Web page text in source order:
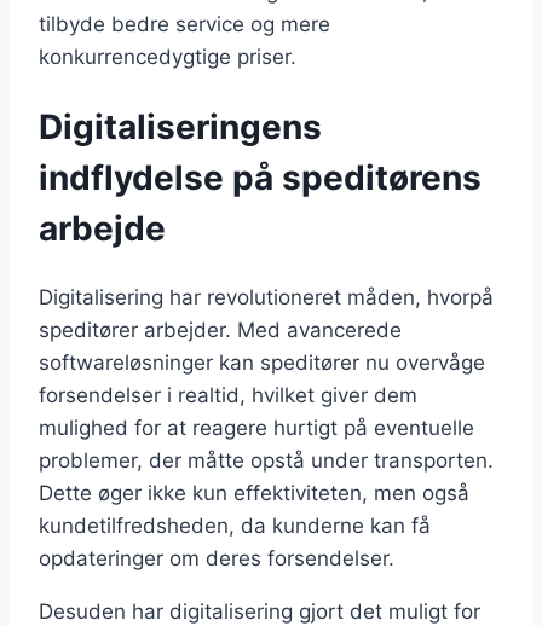
tilbyde bedre service og mere
konkurrencedygtige priser.
Digitaliseringens
indflydelse på speditørens
arbejde
Digitalisering har revolutioneret måden, hvorpå
speditører arbejder. Med avancerede
softwareløsninger kan speditører nu overvåge
forsendelser i realtid, hvilket giver dem
mulighed for at reagere hurtigt på eventuelle
problemer, der måtte opstå under transporten.
Dette øger ikke kun effektiviteten, men også
kundetilfredsheden, da kunderne kan få
opdateringer om deres forsendelser.
Desuden har digitalisering gjort det muligt for